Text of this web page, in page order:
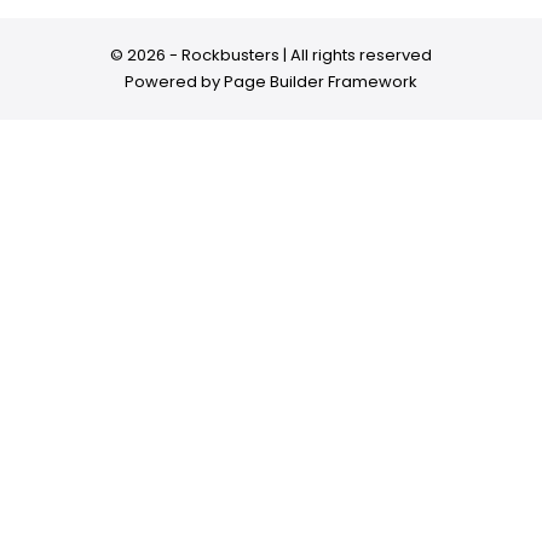
© 2026 - Rockbusters | All rights reserved
Powered byPage Builder Framework